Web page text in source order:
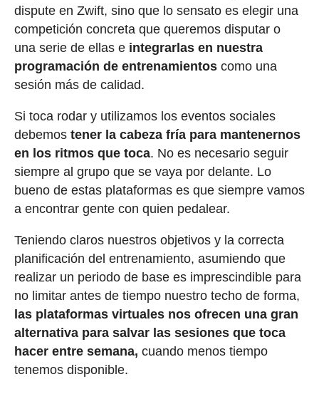
dispute en Zwift, sino que lo sensato es elegir una
competición concreta que queremos disputar o
una serie de ellas e integrarlas en nuestra
programación de entrenamientoscomo una
sesión más de calidad.
Si toca rodar y utilizamos los eventos sociales
debemos tener la cabeza fría para mantenernos
en los ritmos que toca. No es necesario seguir
siempre al grupo que se vaya por delante. Lo
bueno de estas plataformas es que siempre vamos
a encontrar gente con quien pedalear.
Teniendo claros nuestros objetivos y la correcta
planificación del entrenamiento, asumiendo que
realizar un periodo de base es imprescindible para
no limitar antes de tiempo nuestro techo de forma,
las plataformas virtuales nos ofrecen una gran
alternativa para salvar las sesiones que toca
hacer entre semana, cuando menos tiempo
tenemos disponible.